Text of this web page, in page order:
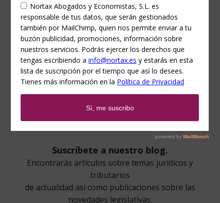
¿AÚN NO HAS RECLAMADO TUS GASTOS
HIPOTECARIOS?
porAitziber Arandia|Ene 29, 2024|DERECHO
BANCARIO,VIVIENDA
La nueva sentencia del Tribunal de Justicia de la Unión
Europea que versa sobre los plazos de prescripción
permite, a los consumidores, ampliar los plazos de la
reclamación de los gastos hipotecarios. Esta sentencia